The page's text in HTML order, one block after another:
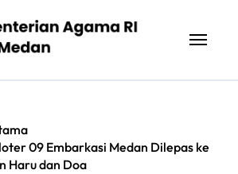
09 Embarkasi Medan Dilepas ke
Haru dan Doa